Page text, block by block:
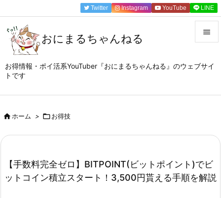
おにまるちゃんねる
お得情報・ポイ活系YouTuber『おにまるちゃんねる』のウェブサイ
トです

メニュ
検索
Twitter Instagram YouTube LINE
ホーム > お得技
【手数料完全ゼロ】BITPOINT(ビットポイント)でビ
ットコイン積立スタート！3,500円貰える手順を解説